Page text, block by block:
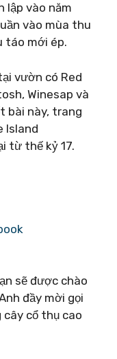
lập vào năm
vào mùa thu
táo mới ép.
vườn có Red
Winesap và
bài này, trang
Island
từ thế kỷ 17.
sẽ được chào
đầy mời gọi
cổ thụ cao